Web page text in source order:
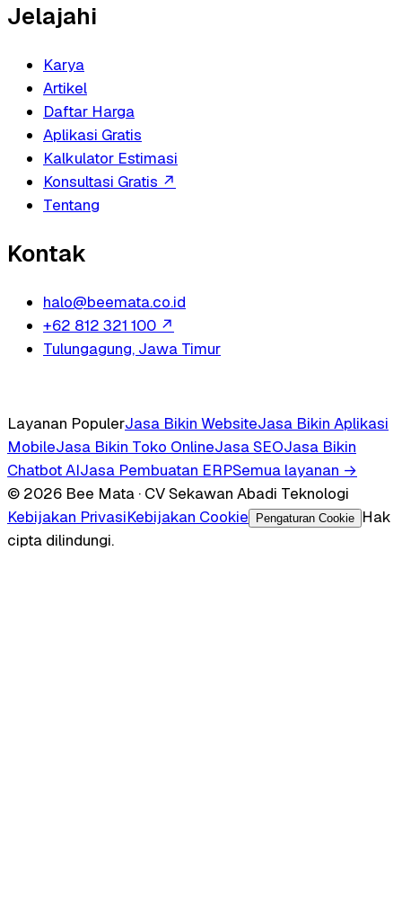
Jelajahi
Karya
Artikel
Daftar Harga
Aplikasi Gratis
Kalkulator Estimasi
Konsultasi Gratis ↗
Tentang
Kontak
halo@beemata.co.id
+62 812 321 100 ↗
Tulungagung, Jawa Timur
Layanan PopulerJasa Bikin WebsiteJasa Bikin Aplikasi
MobileJasa Bikin Toko OnlineJasa SEOJasa Bikin
Chatbot AIJasa Pembuatan ERPSemua layanan →
© 2026 Bee Mata · CV Sekawan Abadi Teknologi
Kebijakan PrivasiKebijakan Cookie Pengaturan Cookie
Hak
cipta dilindungi.